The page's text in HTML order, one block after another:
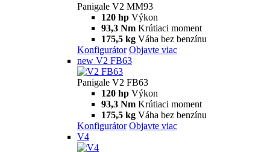
Panigale V2 MM93
120 hp Výkon
93,3 Nm Krútiaci moment
175,5 kg Váha bez benzínu
Konfigurátor Objavte viac
new V2 FB63
Panigale V2 FB63
120 hp Výkon
93,3 Nm Krútiaci moment
175,5 kg Váha bez benzínu
Konfigurátor Objavte viac
V4